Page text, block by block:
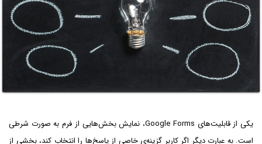
یکی از قابلیت‌های Google Forms، نمایش بخش‌هایی از فرم به صورت شرطی
است. به عبارت دیگر اگر کاربر گزینه‌ی خاصی از پاسخ‌ها را انتخاب کند، بخشی از